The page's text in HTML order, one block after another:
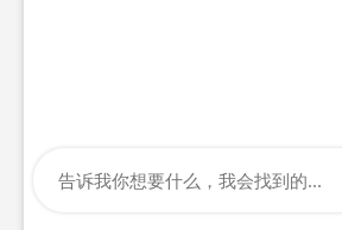
告诉我你想要什么，我会找到的...